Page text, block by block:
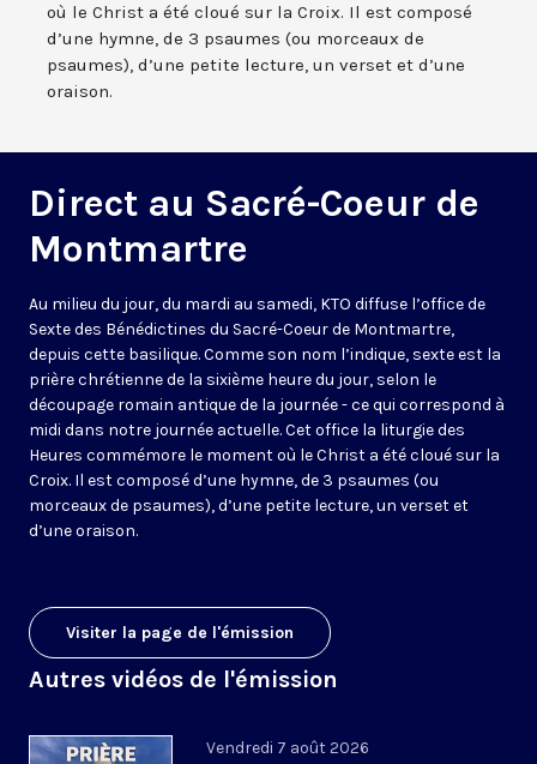
où le Christ a été cloué sur la Croix. Il est composé
d’une hymne, de 3 psaumes (ou morceaux de
psaumes), d’une petite lecture, un verset et d’une
oraison.
Direct au Sacré-Coeur de
Montmartre
Au milieu du jour, du mardi au samedi, KTO diffuse l’office de
Sexte des Bénédictines du Sacré-Coeur de Montmartre,
depuis cette basilique. Comme son nom l’indique, sexte est la
prière chrétienne de la sixième heure du jour, selon le
découpage romain antique de la journée - ce qui correspond à
midi dans notre journée actuelle. Cet office la liturgie des
Heures commémore le moment où le Christ a été cloué sur la
Croix. Il est composé d’une hymne, de 3 psaumes (ou
morceaux de psaumes), d’une petite lecture, un verset et
d’une oraison.
Visiter la page de l'émission
Autres vidéos de l'émission
Vendredi 7 août 2026